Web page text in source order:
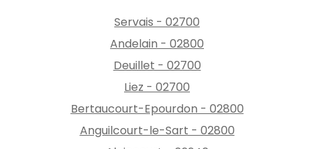
Servais - 02700
Andelain - 02800
Deuillet - 02700
Liez - 02700
Bertaucourt-Epourdon - 02800
Anguilcourt-le-Sart - 02800